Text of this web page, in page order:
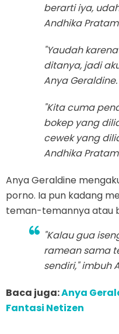
berarti iya,
Andhika
"Yaudah
ditanya, jadi
Anya Geraldine.
"Kita cuma
bokep yang
cewek yang
Andhika
Anya Geraldine
porno. Ia pun kadang
teman-temannya atau
"Kalau gua
ramean sama
sendiri," imbuh
Baca juga:Anya
Fantasi Netizen